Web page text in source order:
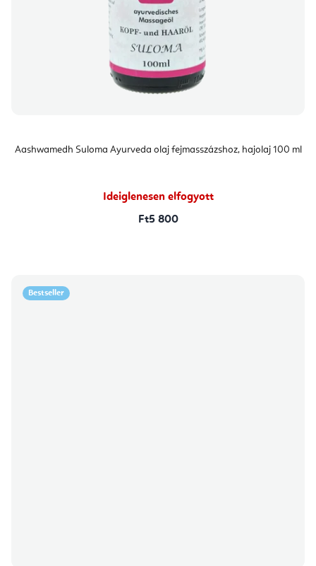
Aashwamedh Suloma Ayurveda olaj fejmasszázshoz, hajolaj 100 ml
Ideiglenesen elfogyott
Ft5 800
Bestseller